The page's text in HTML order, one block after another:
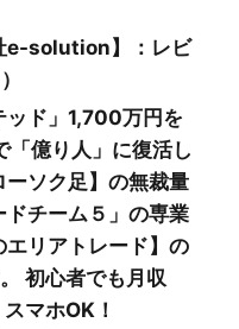
e-solution】：レビ
ッド」1,700万円を
「億り人」に復活し
ソク足】の無裁量
ドチーム５」の専業
エリアトレード】の
初心者でも月収
マホOK！